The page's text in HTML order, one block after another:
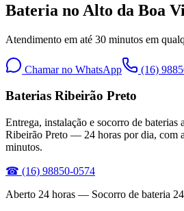
Bateria no Alto da Boa
Atendimento em até 30 minutos em
Chamar no WhatsApp (16)
Baterias Ribeirão Preto
Entrega, instalação e socorro de baterias
Ribeirão Preto — 24 horas por dia, com
minutos.
☎ (16) 98850-0574
Aberto 24 horas — Socorro de bateria